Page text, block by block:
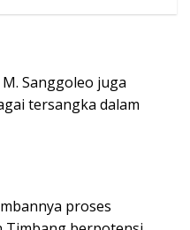
Sanggoleo juga
tersangka dalam
proses